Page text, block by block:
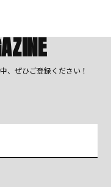
、ぜひご登録ください！